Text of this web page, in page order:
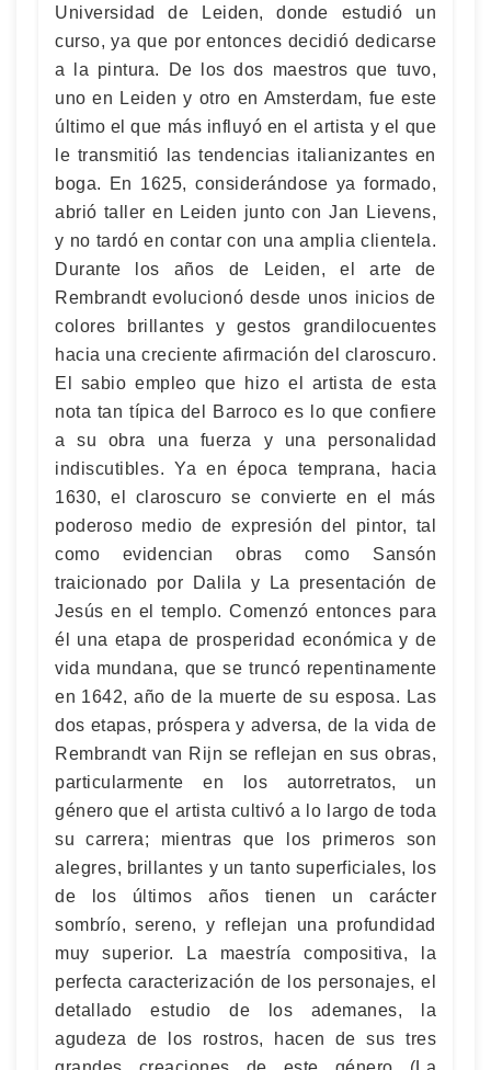
Universidad de Leiden, donde estudió un
curso, ya que por entonces decidió dedicarse
a la pintura. De los dos maestros que tuvo,
uno en Leiden y otro en Amsterdam, fue este
último el que más influyó en el artista y el que
le transmitió las tendencias italianizantes en
boga. En 1625, considerándose ya formado,
abrió taller en Leiden junto con Jan Lievens,
y no tardó en contar con una amplia clientela.
Durante los años de Leiden, el arte de
Rembrandt evolucionó desde unos inicios de
colores brillantes y gestos grandilocuentes
hacia una creciente afirmación del claroscuro.
El sabio empleo que hizo el artista de esta
nota tan típica del Barroco es lo que confiere
a su obra una fuerza y una personalidad
indiscutibles. Ya en época temprana, hacia
1630, el claroscuro se convierte en el más
poderoso medio de expresión del pintor, tal
como evidencian obras como Sansón
traicionado por Dalila y La presentación de
Jesús en el templo. Comenzó entonces para
él una etapa de prosperidad económica y de
vida mundana, que se truncó repentinamente
en 1642, año de la muerte de su esposa. Las
dos etapas, próspera y adversa, de la vida de
Rembrandt van Rijn se reflejan en sus obras,
particularmente en los autorretratos, un
género que el artista cultivó a lo largo de toda
su carrera; mientras que los primeros son
alegres, brillantes y un tanto superficiales, los
de los últimos años tienen un carácter
sombrío, sereno, y reflejan una profundidad
muy superior. La maestría compositiva, la
perfecta caracterización de los personajes, el
detallado estudio de los ademanes, la
agudeza de los rostros, hacen de sus tres